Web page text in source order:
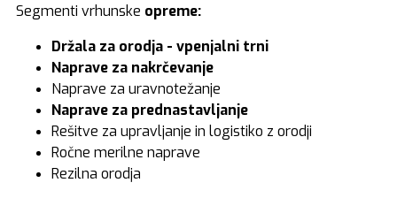
Segmenti vrhunske opreme:
Držala za orodja - vpenjalni trni
Naprave za nakrčevanje
Naprave za uravnotežanje
Naprave za prednastavljanje
Rešitve za upravljanje in logistiko z orodji
Ročne merilne naprave
Rezilna orodja